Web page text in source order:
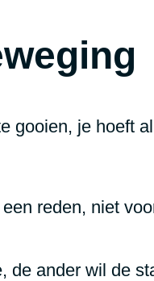
gooien, je hoeft
reden, niet
de ander wil de